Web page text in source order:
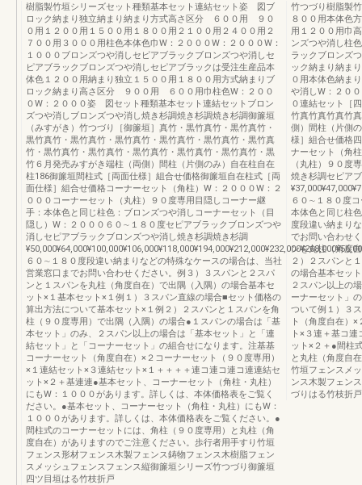
樹脂製竹垣シリーズセット種類基本セット連結セット姿 図ブ
ロック納まり独立納まり納まり方式高さ区分 ６００用 ９０
０用１２００用１５００用１８００用２１００用２４００用２
７００用３０００用柱色本体色巾W：２０００W：２０００W：
１０００ブロンズつや消しセピアブラックブロンズつや消しセ
ピアブラックブロンズつや消しセピアブラックは受注生産品本
体色１２００用納まり独立１５００用１８００用方式納まりブ
ロック納まり高さ区分 ９００用 ６００用巾柱色W：２００
０W：２０００姿 図セット種類基本セット連結セットブロン
ズつや消しブロンズつや消し焼き杉調焼き杉調焼き杉調御簾垣
（みすがき）竹つづり［御簾垣］真竹・黒竹真竹・黒竹真竹・
黒竹真竹・黒竹真竹・黒竹真竹・黒竹真竹・黒竹真竹・黒竹真
竹・黒竹真竹・黒竹真竹・黒竹真竹・黒竹真竹・黒竹真竹・黒
竹６月発売みすがき端柱（両側）間柱（片側のみ）自在柱自在
柱186御簾垣間柱式［両面仕様］組合せ価格御簾垣自在柱式［両
面仕様］組合せ価格コーナーセット（角柱）W：２０００W：２
０００コーナーセット（丸柱）９０度専用目隠しコーナー継
手：本体色と同じ柱色：ブロンズつや消しコーナーセット（目
隠し）W：２０００６０∼１８０度セピアブラックブロンズつや
消しセピアブラックブロンズつや消し焼き杉調焼き杉調
６０∼１８０度段違い納まりなどの特殊なケースの場合は、当社
営業窓口までお問い合わせください。例３）３スパンと２スパ
ンと１スパンを丸柱（角度自在）で出隅（入隅）の場合基本セ
ット×１基本セット×１例１）３スパン直線の場合■セット価格の
算出方法について基本セット×１例２）２スパンと１スパンを角
柱（９０度専用）で出隅（入隅）の場合●１スパンの場合は「基
本セット」のみ、２スパン以上の場合は「基本セット」と「連
結セット」と「コーナーセット」の組合せになります。注基基
コーナーセット（角度自在）×２コーナーセット（９０度専用）
×１連結セット×３連結セット×１＋＋＋＋連コ連コ連コ連連結セ
ット×２＋基連連●基本セット、コーナーセット（角柱・丸柱）
にもW：１０００があります。詳しくは、本体価格表をご覧く
ださい。●基本セット、コーナーセット（角柱・丸柱）にもW：
１０００があります。詳しくは、本体価格表をご覧ください。●
間柱式のコーナーセットには、角柱（９０度専用）と丸柱（角
度自在）がありますのでご注意ください。歩行者用手すり竹垣
フェンス形材フェンス木製フェンス鋳物フェンス木樹脂フェン
スメッシュフェンスフェンス縦御簾垣シリーズ竹つづり御簾垣
四ツ目垣はる竹枝折戸
竹つづり樹脂製
８００用本体色
用１２００用巾
ンズつや消し柱
ラックブロンズ
ック納まり納ま
０用本体色納ま
や消しW：２０
０連結セット［
竹真竹真竹真竹
側）間柱（片側
様］組合せ価格
ナーセット（角
（丸柱）９０度
焼き杉調セピア
６０∼１８０度
本体色と同じ柱
度段違い納まり
でお問い合わせ
ンを丸柱（角度
２）２スパンと
の場合基本セッ
２スパン以上の
ーナーセット」
ついて例１）３
ト（角度自在）
ト×３連＋基コ
ット×２＋●間柱
と丸柱（角度自
竹垣フェンスメ
ンス木製フェン
づりはる竹枝折